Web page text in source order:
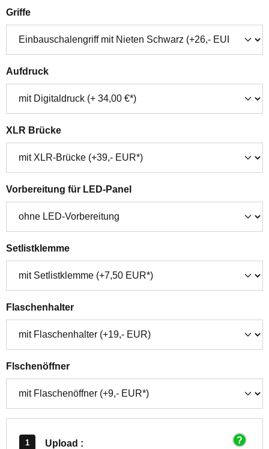
Griffeauswählen
Aufdruckauswählen
XLR Brückeauswählen
Vorbereitung für LED-Panelauswählen
Setlistklemmeauswählen
Flaschenhalterauswählen
Flschenöffnerauswählen
Upload :